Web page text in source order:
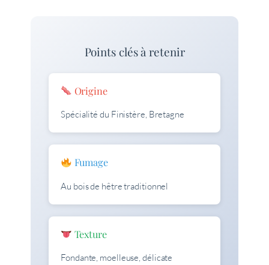
Points clés à retenir
Origine
Spécialité du Finistère, Bretagne
Fumage
Au bois de hêtre traditionnel
Texture
Fondante, moelleuse, délicate